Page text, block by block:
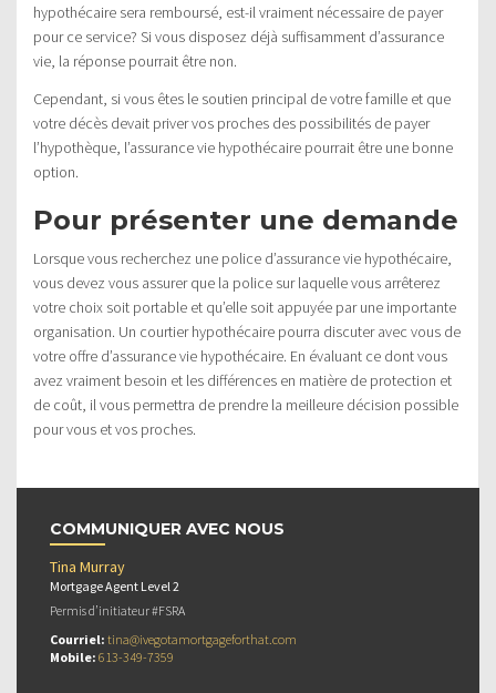
hypothécaire sera remboursé, est-il vraiment nécessaire de payer
pour ce service? Si vous disposez déjà suffisamment d’assurance
vie, la réponse pourrait être non.
Cependant, si vous êtes le soutien principal de votre famille et que
votre décès devait priver vos proches des possibilités de payer
l’hypothèque, l’assurance vie hypothécaire pourrait être une bonne
option.
Pour présenter une demande
Lorsque vous recherchez une police d’assurance vie hypothécaire,
vous devez vous assurer que la police sur laquelle vous arrêterez
votre choix soit portable et qu’elle soit appuyée par une importante
organisation. Un courtier hypothécaire pourra discuter avec vous de
votre offre d’assurance vie hypothécaire. En évaluant ce dont vous
avez vraiment besoin et les différences en matière de protection et
de coût, il vous permettra de prendre la meilleure décision possible
pour vous et vos proches.
COMMUNIQUER AVEC NOUS
Tina Murray
Mortgage Agent Level 2
Permis d’initiateur #FSRA
Courriel: tina@ivegotamortgageforthat.com
Mobile: 613-349-7359